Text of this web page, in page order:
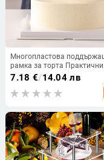
Многопластова
рамка за торта Практични
стойки Форма Кръгла
десерт Дистанционна
натрупване Кухня
сам Инструмент за
торта
7.18 €/14.04 лв